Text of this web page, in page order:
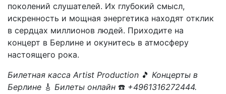
поколений слушателей. Их глубокий смысл,
искренность и мощная энергетика находят отклик
в сердцах миллионов людей. Приходите на
концерт в Берлине и окунитесь в атмосферу
настоящего рока.
Билетная касса Artist Production 🎵 Концерты в
Берлине 🎸 Билеты онлайн ☎️ +4961316272444.